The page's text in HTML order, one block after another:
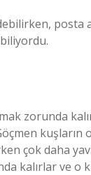
posta
zorunda
kuşların
çok daha
kalırlar ve o